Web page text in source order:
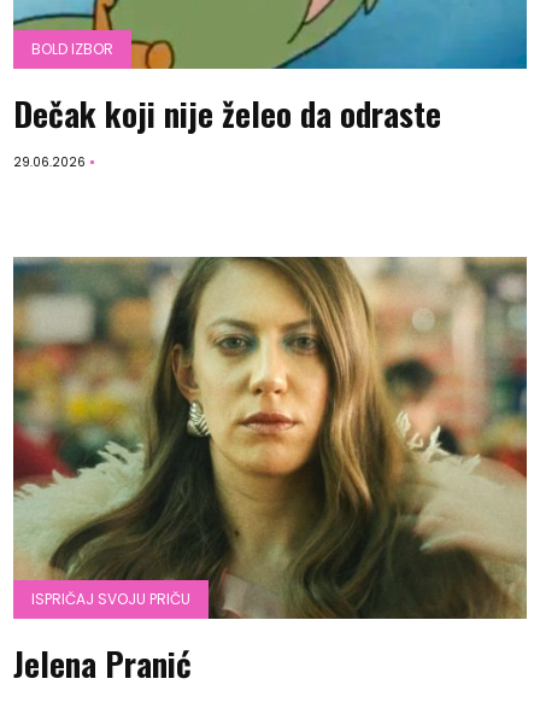
BOLD IZBOR
Dečak koji nije želeo da odraste
29.06.2026
ISPRIČAJ SVOJU PRIČU
Jelena Pranić